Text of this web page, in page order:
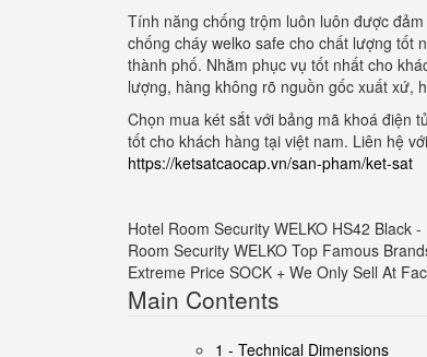
Tính năng chống trộm luôn luôn được
chống cháy welko safe cho chất lượng tốt
thành phố. Nhằm phục vụ tốt nhất cho
lượng, hàng không rõ nguồn gốc xuất xứ,
Chọn mua két sắt với bảng mã khoá điện
tốt cho khách hàng tại việt nam. Liên hệ
https://ketsatcaocap.vn/san-pham/ket-sat
Hotel Room Security WELKO HS42 Black -
Room Security WELKO Top Famous
Extreme Price SOCK + We Only Sell At
Main Contents
1 - Technical Dimensions